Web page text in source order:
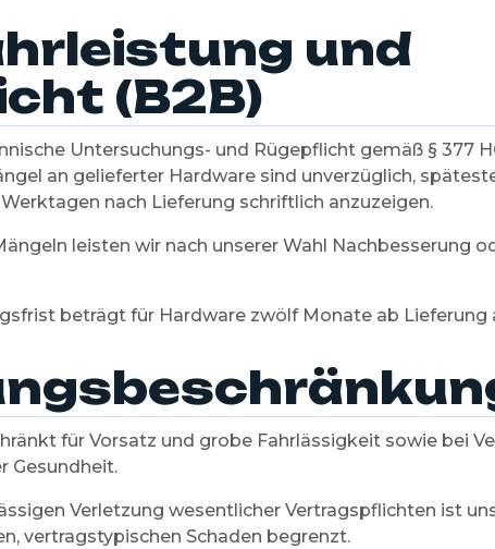
und
(B2B)
Untersuchungs- und Rügepflicht gemäß § 377
an gelieferter Hardware sind unverzüglich,
nach Lieferung schriftlich anzuzeigen.
leisten wir nach unserer Wahl Nachbesserung
beträgt für Hardware zwölf Monate ab Lieferung
für Vorsatz und grobe Fahrlässigkeit sowie bei
Gesundheit.
Verletzung wesentlicher Vertragspflichten ist
vertragstypischen Schaden begrenzt.